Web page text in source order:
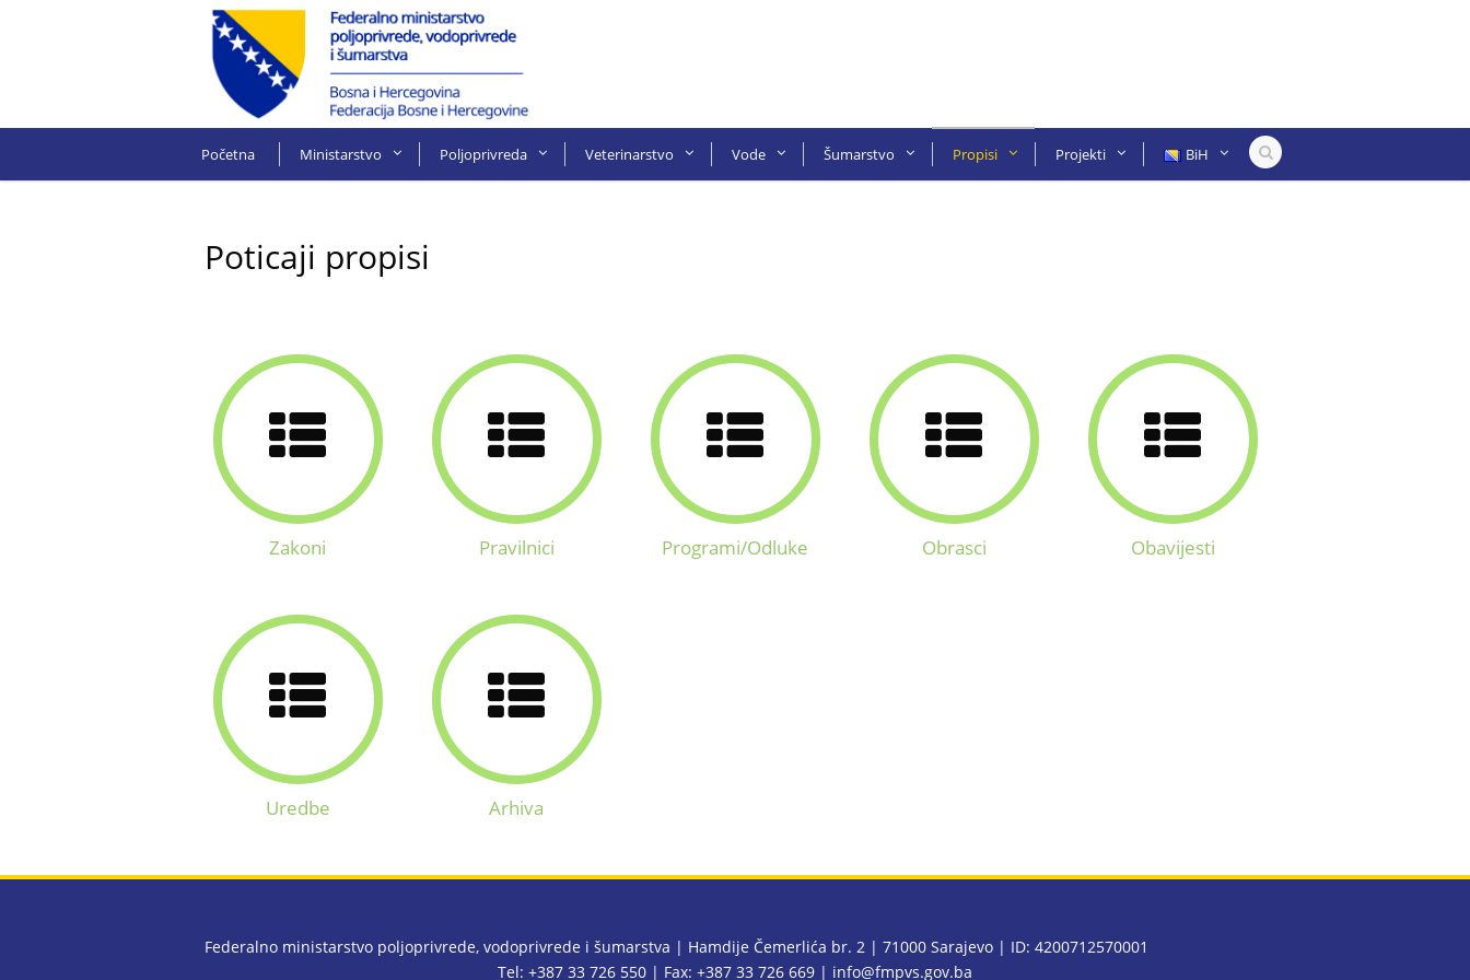
Početna Ministarstvo Poljoprivreda Veterinarstvo Vode Šumarstvo Propisi Projekti BiH
Poticaji propisi
Zakoni Pravilnici Programi/Odluke Obrasci Obavijesti
Uredbe Arhiva
Federalno ministarstvo poljoprivrede, vodoprivrede i šumarstva | Hamdije Čemerlića br. 2 | 71000 Sarajevo | ID: 4200712570001
Tel: +387 33 726 550 | Fax: +387 33 726 669 | info@fmpvs.gov.ba